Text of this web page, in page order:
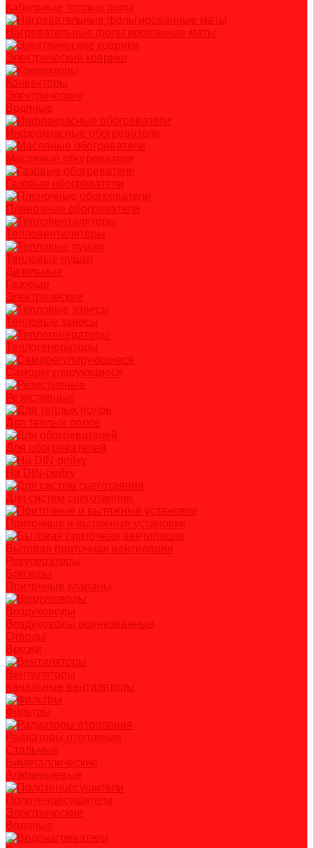
Кабельные теплые полы
Нагревательные фольгированные маты
Электрические коврики
Конвекторы
Электрические
Водяные
Инфракрасные обогреватели
Масляные обогреватели
Газовые обогреватели
Пленочные обогреватели
Тепловентиляторы
Тепловые пушки
Дизельные
Газовые
Электрические
Тепловые завесы
Теплогенераторы
Саморегулирующиеся
Резистивные
Для теплых полов
Для обогревателей
На DIN-рейку
Для систем снеготаяния
Приточные и вытяжные установки
Бытовая приточная вентиляция
Рекуператоры
Бризеры
Приточные клапаны
Воздуховоды
Воздуховоды оцинкованные
Отводы
Врезки
Вентиляторы
Канальные вентиляторы
Фильтры
Радиаторы отопления
Стальные
Биметаллические
Алюминиевые
Полотенцесушители
Электрические
Водяные